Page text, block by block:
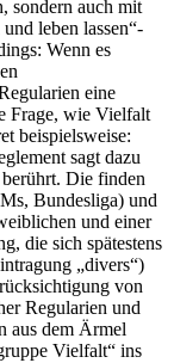
sondern auch mit
leben lassen“-
Wenn es
eine
Frage, wie Vielfalt
beispielsweise:
sagt dazu
Die finden
Bundesliga) und
und einer
die sich spätestens
„divers“)
von
Regularien und
aus dem Ärmel
Vielfalt“ ins